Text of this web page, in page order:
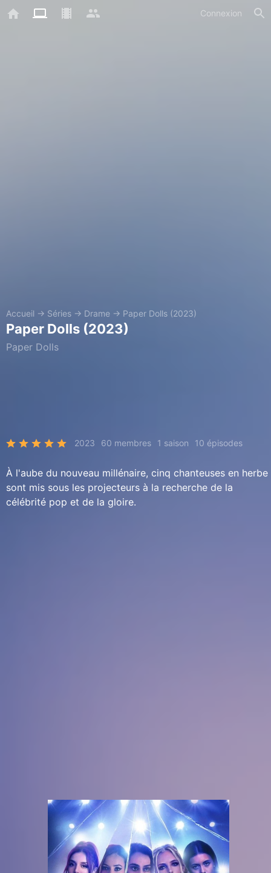
Connexion
Accueil → Séries → Drame → Paper Dolls (2023)
Paper Dolls (2023)
Paper Dolls
2023 60 membres 1 saison 10 épisodes
À l'aube du nouveau millénaire, cinq chanteuses en herbe
sont mis sous les projecteurs à la recherche de la
célébrité pop et de la gloire.